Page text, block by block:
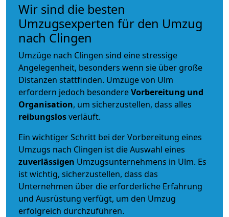
Wir sind die besten
Umzugsexperten für den Umzug
nach Clingen
Umzüge nach Clingen sind eine stressige
Angelegenheit, besonders wenn sie über große
Distanzen stattfinden. Umzüge von Ulm
erfordern jedoch besondereVorbereitung und
Organisation, um sicherzustellen, dass alles
reibungslosverläuft.
Ein wichtiger Schritt bei der Vorbereitung eines
Umzugs nach Clingen ist die Auswahl eines
zuverlässigen Umzugsunternehmens in Ulm. Es
ist wichtig, sicherzustellen, dass das
Unternehmen über die erforderliche Erfahrung
und Ausrüstung verfügt, um den Umzug
erfolgreich durchzuführen.